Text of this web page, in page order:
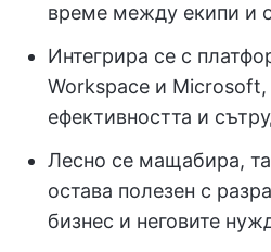
време между екипи и
Интегрира се с
Workspace и
ефективността и
Лесно се мащабира,
остава полезен с
бизнес и неговите